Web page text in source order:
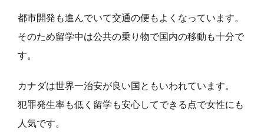
都市開発も進んでいて交通の便もよくなっています。
そのため留学中は公共の乗り物で国内の移動も十分で
す。
カナダは世界一治安が良い国ともいわれています。
犯罪発生率も低く留学も安心してできる点で女性にも
人気です。